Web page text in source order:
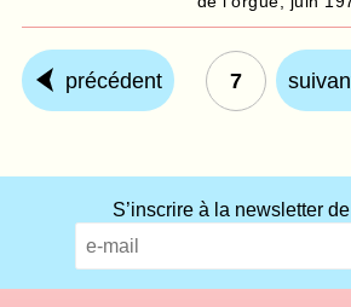
précédent 7
S’inscrire à la newsletter